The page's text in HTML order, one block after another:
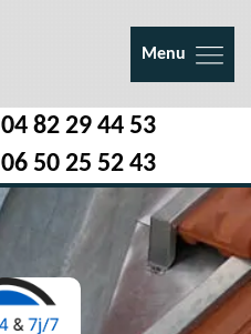
Menu
04 82 29 44 53
06 50 25 52 43